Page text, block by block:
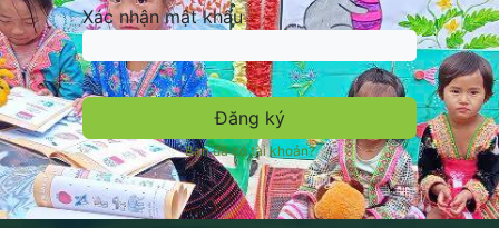
Xác nhận mật khẩu
Đăng ký
Bạn đã có tài khoản?